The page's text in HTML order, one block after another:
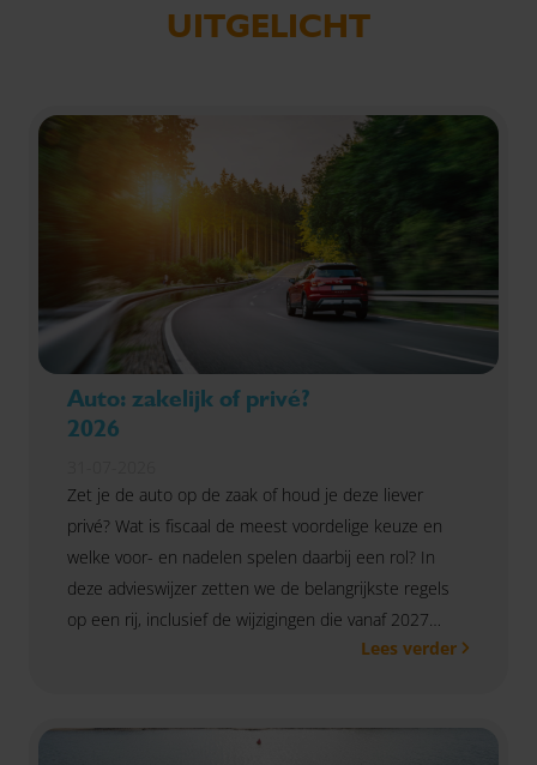
UITGELICHT
Auto: zakelijk of privé?
2026
Zet je de auto op de zaak of houd je deze liever
privé? Wat is fiscaal de meest voordelige keuze en
welke voor- en nadelen spelen daarbij een rol? In
deze advieswijzer zetten we de belangrijkste regels
op een rij, inclusief de wijzigingen die vanaf 2027
Lees verder